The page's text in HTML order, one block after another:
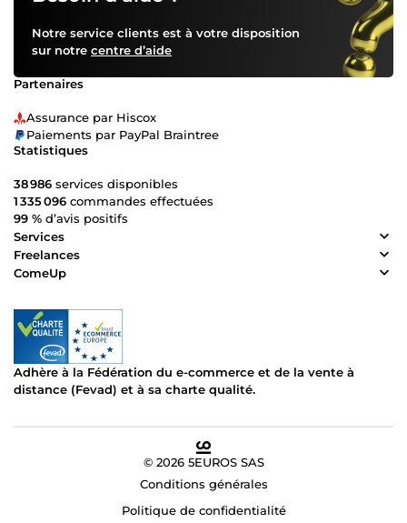
Notre service clients est à votre disposition
sur notre centre d’aide
Partenaires
Assurance par Hiscox
Paiements par PayPal Braintree
Statistiques
38 986 services disponibles
1 335 096 commandes effectuées
99 % d’avis positifs
Services
Freelances
ComeUp
Adhère à la Fédération du e-commerce et de la vente à
distance (Fevad) et à sa charte qualité.
© 2026 5EUROS SAS
Conditions générales
Politique de confidentialité